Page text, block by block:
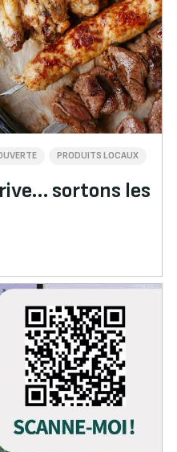
PRODUITS LOCAUX
sortons les